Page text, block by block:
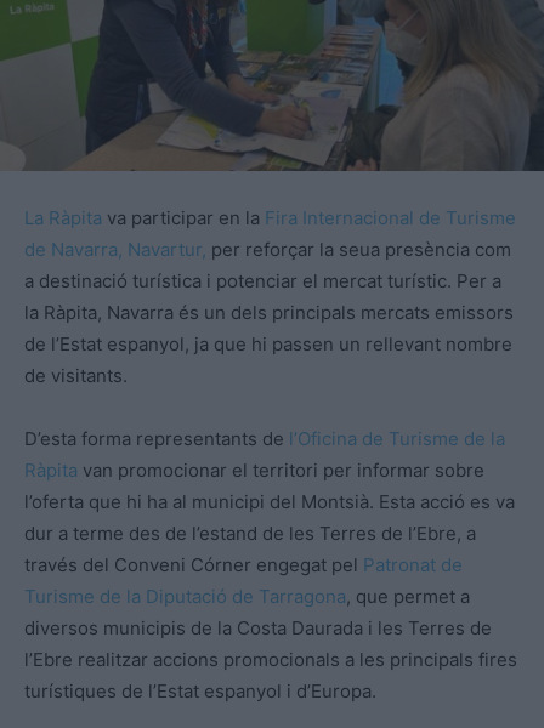
La Ràpita va participar en la Fira Internacional de Turisme
de Navarra, Navartur, per reforçar la seua presència com
a destinació turística i potenciar el mercat turístic. Per a
la Ràpita, Navarra és un dels principals mercats emissors
de l’Estat espanyol, ja que hi passen un rellevant nombre
de visitants.
D’esta forma representants de l’Oficina de Turisme de la
Ràpita van promocionar el territori per informar sobre
l’oferta que hi ha al municipi del Montsià. Esta acció es va
dur a terme des de l’estand de les Terres de l’Ebre, a
través del Conveni Córner engegat pel Patronat de
Turisme de la Diputació de Tarragona, que permet a
diversos municipis de la Costa Daurada i les Terres de
l’Ebre realitzar accions promocionals a les principals fires
turístiques de l’Estat espanyol i d’Europa.